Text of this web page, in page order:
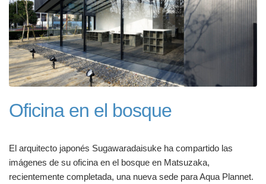
Oficina en el bosque
El arquitecto japonés Sugawaradaisuke ha compartido las
imágenes de su oficina en el bosque en Matsuzaka,
recientemente completada, una nueva sede para Aqua Plannet.